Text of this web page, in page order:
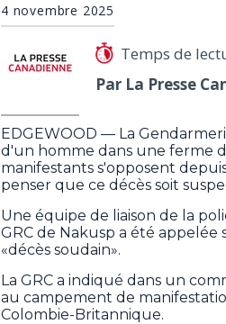
4 novembre 2025
Temps de
Par La Presse
EDGEWOOD — La
d'un homme dans une ferme
manifestants s'opposent
penser que ce décès soit
Une équipe de liaison de la
GRC de Nakusp a été
«décès soudain».
La GRC a indiqué dans un
au campement de
Colombie-Britannique.